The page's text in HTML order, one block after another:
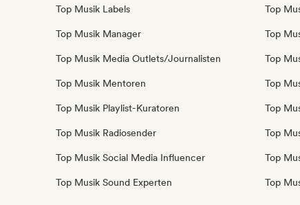
Top Musik Labels
Top Musik Manager
Top Musik Media Outlets/Journalisten
Top Musik Mentoren
Top Musik Playlist-Kuratoren
Top Musik Radiosender
Top Musik Social Media Influencer
Top Musik Sound Experten
Top
Top
Top
Top
Top
Top
Top
Top